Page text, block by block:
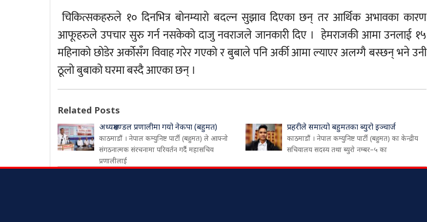
चिकित्सकहरुले १० दिनभित्र बोनम्यारो बदल्न सुझाव दिएका छन् तर आर्थिक अभावका कारण
आफूहरुले उपचार सुरु गर्न नसकेको दाजु नवराजले जानकारी दिए । हेमराजकी आमा उनलाई १५
महिनाको छोडेर अर्कोसँग विवाह गरेर गएको र बुबाले पनि अर्की आमा ल्याएर अलग्गै बस्छन् भने उनी
ठूलो बुबाको घरमा बस्दै आएका छन् ।
Related Posts
अध्यक्षमण्डल प्रणालीमा गयो नेकपा (बहुमत)
काठमाडौं । नेपाल कम्युनिष्ट पार्टी (बहुमत) ले आफ्नो
संगठनात्मक संरचनामा परिवर्तन गर्दै महासचिव
प्रणालीलाई
प्रहरीले समात्यो बहुमतका ब्युरो इञ्चार्ज
काठमाडौं । नेपाल कम्युनिष्ट पार्टी (बहुमत) का केन्द्रीय
सचिवालय सदस्य तथा ब्युरो नम्बर–५ का